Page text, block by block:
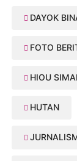
DAYOK
FOTO
HIOU
HUTAN